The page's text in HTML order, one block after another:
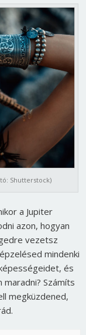
Shutterstock)
a Jupiter
azon, hogyan
vezetsz
mindenki
és
Számíts
megküzdened,